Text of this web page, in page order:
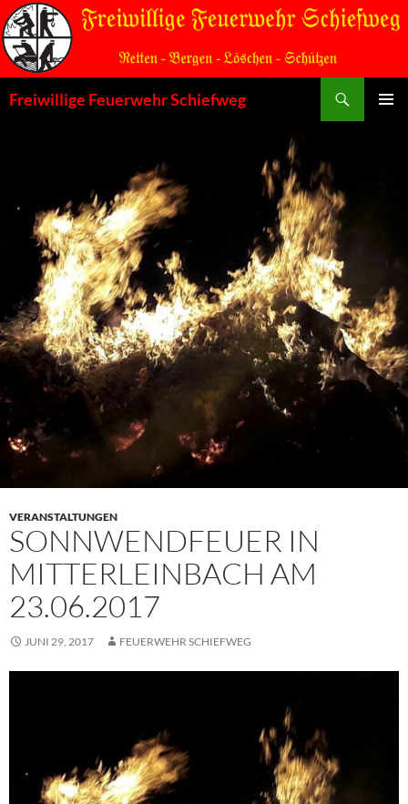
Zum
Inhalt
springen
Freiwillige Feuerwehr Schiefweg
VERANSTALTUNGEN
SONNWENDFEUER IN
MITTERLEINBACH AM
23.06.2017
JUNI 29, 2017 FEUERWEHR SCHIEFWEG